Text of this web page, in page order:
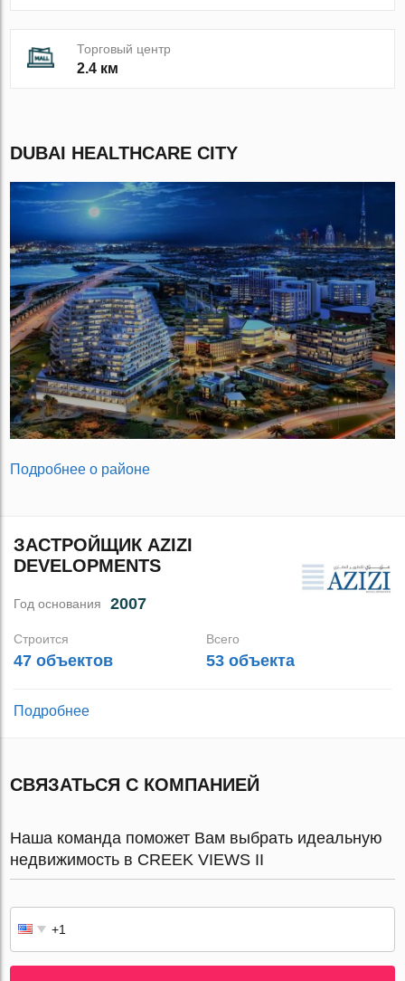
Торговый центр
2.4 км
DUBAI HEALTHCARE CITY
Подробнее о районе
ЗАСТРОЙЩИК AZIZI
DEVELOPMENTS
Год основания 2007
Строится
47 объектов
Всего
53 объекта
Подробнее
СВЯЗАТЬСЯ С КОМПАНИЕЙ
Наша команда поможет Вам выбрать идеальную
недвижимость в CREEK VIEWS II